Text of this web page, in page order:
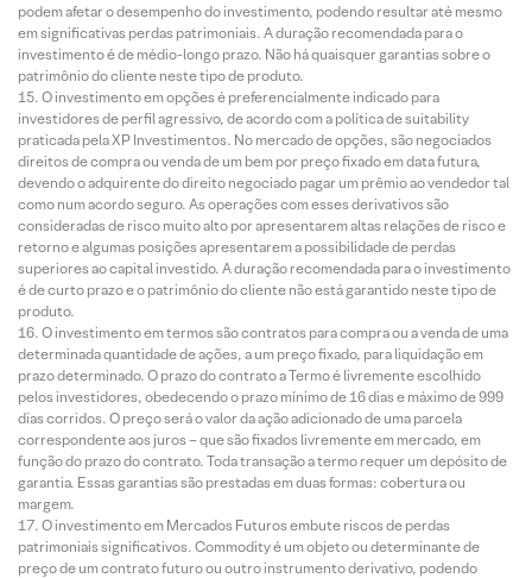
podem afetar o desempenho do investimento, podendo resultar até mesmo
em significativas perdas patrimoniais. A duração recomendada para o
investimento é de médio-longo prazo. Não há quaisquer garantias sobre o
patrimônio do cliente neste tipo de produto.
O investimento em opções é preferencialmente indicado para
investidores de perfil agressivo, de acordo com a política de suitability
praticada pela XP Investimentos. No mercado de opções, são negociados
direitos de compra ou venda de um bem por preço fixado em data futura,
devendo o adquirente do direito negociado pagar um prêmio ao vendedor tal
como num acordo seguro. As operações com esses derivativos são
consideradas de risco muito alto por apresentarem altas relações de risco e
retorno e algumas posições apresentarem a possibilidade de perdas
superiores ao capital investido. A duração recomendada para o investimento
é de curto prazo e o patrimônio do cliente não está garantido neste tipo de
produto.
O investimento em termos são contratos para compra ou a venda de uma
determinada quantidade de ações, a um preço fixado, para liquidação em
prazo determinado. O prazo do contrato a Termo é livremente escolhido
pelos investidores, obedecendo o prazo mínimo de 16 dias e máximo de 999
dias corridos. O preço será o valor da ação adicionado de uma parcela
correspondente aos juros – que são fixados livremente em mercado, em
função do prazo do contrato. Toda transação a termo requer um depósito de
garantia. Essas garantias são prestadas em duas formas: cobertura ou
margem.
O investimento em Mercados Futuros embute riscos de perdas
patrimoniais significativos. Commodity é um objeto ou determinante de
preço de um contrato futuro ou outro instrumento derivativo, podendo